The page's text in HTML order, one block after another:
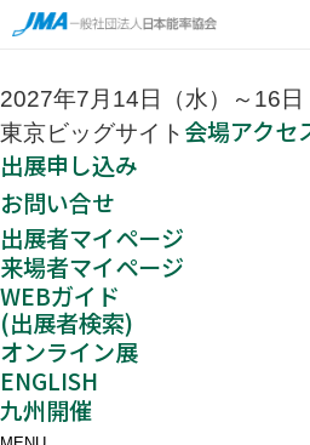
2027年7月14日（水）～16
東京ビッグサイト 会場アクセ
出展申し込み
お問い合せ
出展者マイページ
来場者マイページ
WEBガイド
(出展者検索)
オンライン展
ENGLISH
九州開催